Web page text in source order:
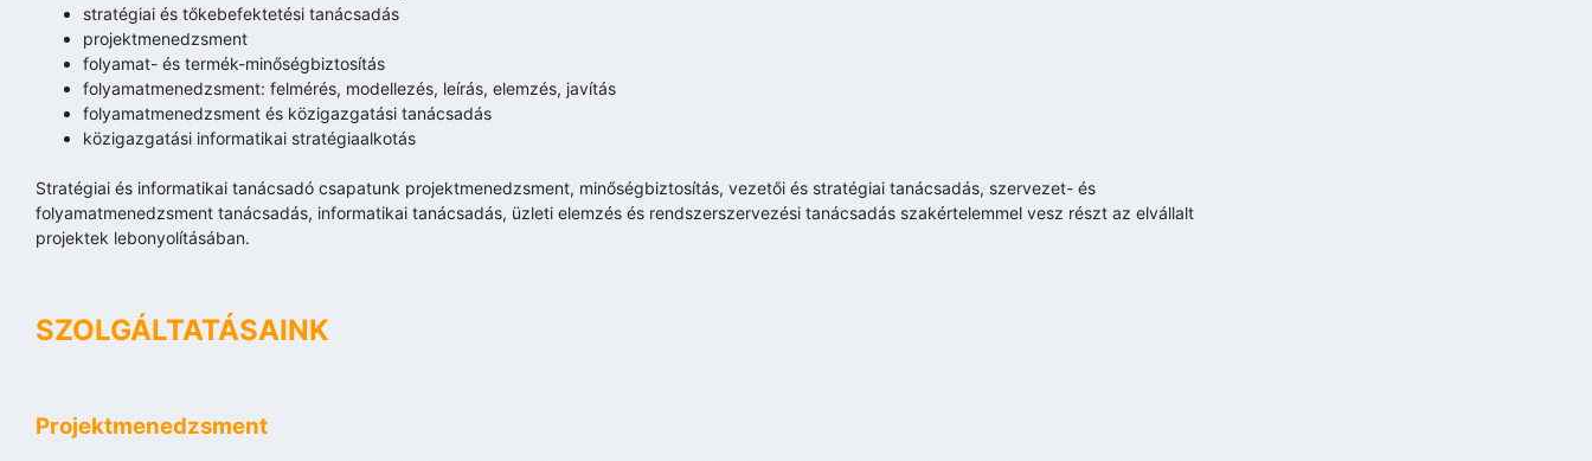
stratégiai és tőkebefektetési tanácsadás
projektmenedzsment
folyamat- és termék-minőségbiztosítás
folyamatmenedzsment: felmérés, modellezés, leírás, elemzés, javítás
folyamatmenedzsment és közigazgatási tanácsadás
közigazgatási informatikai stratégiaalkotás
Stratégiai és informatikai tanácsadó csapatunk projektmenedzsment, minőségbiztosítás, vezetői és stratégiai tanácsadás, szervezet- és
folyamatmenedzsment tanácsadás, informatikai tanácsadás, üzleti elemzés és rendszerszervezési tanácsadás szakértelemmel vesz részt az elvállalt
projektek lebonyolításában.
SZOLGÁLTATÁSAINK
Projektmenedzsment